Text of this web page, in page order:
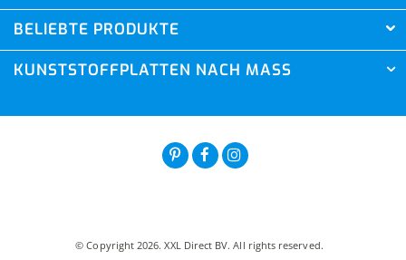
BELIEBTE PRODUKTE
KUNSTSTOFFPLATTEN NACH MASS
© Copyright 2026. XXL Direct BV. All rights reserved.